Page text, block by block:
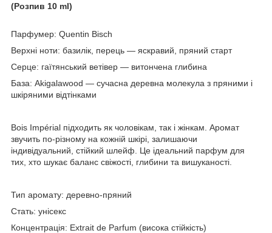
(Розпив 10 ml)
Парфумер: Quentin Bisch
Верхні ноти: базилік, перець — яскравий, пряний старт
Серце: гаїтянський ветівер — витончена глибина
База: Akigalawood — сучасна деревна молекула з пряними і
шкіряними відтінками
Bois Impérial підходить як чоловікам, так і жінкам. Аромат
звучить по-різному на кожній шкірі, залишаючи
індивідуальний, стійкий шлейф. Це ідеальний парфум для
тих, хто шукає баланс свіжості, глибини та вишуканості.
Тип аромату: деревно-пряний
Стать: унісекс
Концентрація: Extrait de Parfum (висока стійкість)